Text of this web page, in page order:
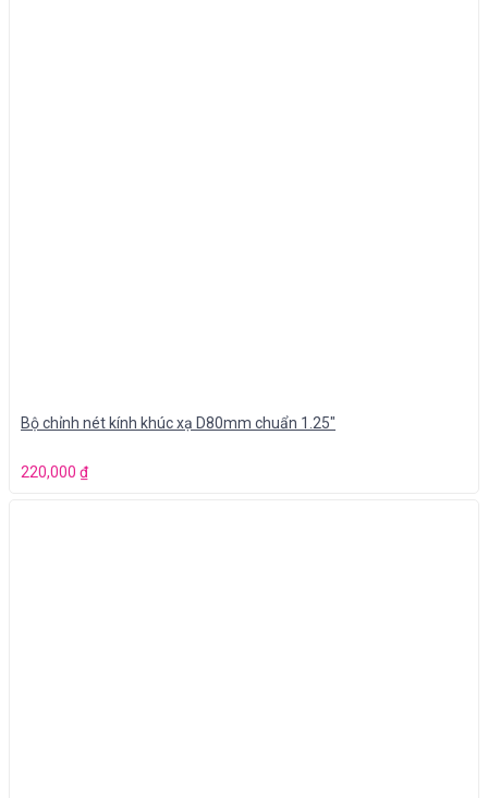
Bộ chỉnh nét kính khúc xạ D80mm chuẩn 1.25″
220,000 ₫